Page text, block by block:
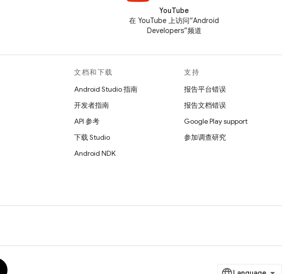
YouTube
在 YouTube 上访问“Android
Developers”频道
文档和下载
Android Studio 指南
开发者指南
API 参考
下载 Studio
Android NDK
支持
报告平台错误
报告文档错误
Google Play support
参加调查研究